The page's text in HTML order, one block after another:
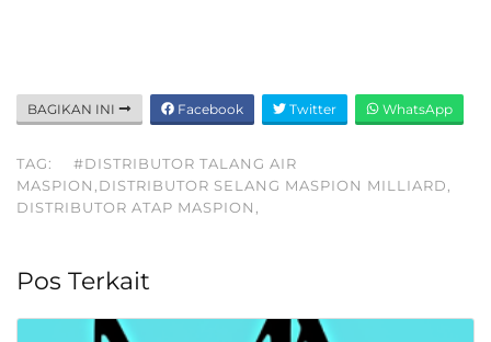
BAGIKAN INI Facebook Twitter WhatsApp
TAG:
#DISTRIBUTOR TALANG AIR
MASPION,DISTRIBUTOR SELANG MASPION MILLIARD,
DISTRIBUTOR ATAP MASPION,
Pos Terkait